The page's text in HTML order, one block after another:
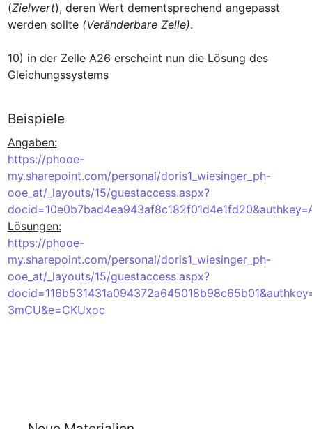
(Zielwert), deren Wert dementsprechend angepasst
werden sollte (Veränderbare Zelle).
10) in der Zelle A26 erscheint nun die Lösung des
Gleichungssystems
Beispiele
Angaben:
https://phooe-
my.sharepoint.com/personal/doris1_wiesinger_ph-
ooe_at/_layouts/15/guestaccess.aspx?
Lösungen:
https://phooe-
my.sharepoint.com/personal/doris1_wiesinger_ph-
ooe_at/_layouts/15/guestaccess.aspx?
3mCU&e=CKUxoc